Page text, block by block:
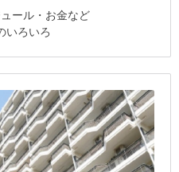
ール・お金など
いろいろ